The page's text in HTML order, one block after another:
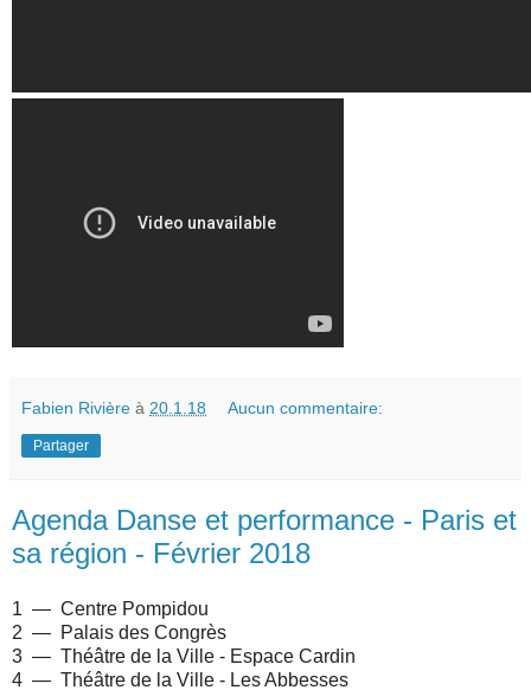
Fabien Rivière à 20.1.18 Aucun commentaire:
Partager
Agenda Danse et performance - Paris et
sa région - Février 2018
1 — Centre Pompidou
2 — Palais des Congrès
3 — Théâtre de la Ville - Espace Cardin
4 — Théâtre de la Ville - Les Abbesses